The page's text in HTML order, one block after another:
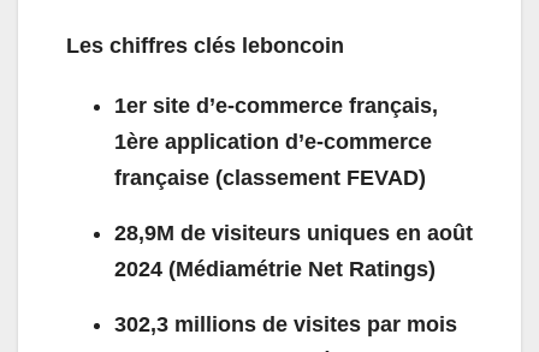
Les chiffres clés leboncoin
1er site d’e-commerce français,
1ère application d’e-commerce
française (classement FEVAD)
28,9M de visiteurs uniques en août
2024 (Médiamétrie Net Ratings)
302,3 millions de visites par mois